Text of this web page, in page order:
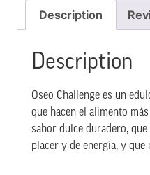
Description
Description
Oseo Challenge es un
que hacen el alimento
sabor dulce duradero,
placer y de energía, y que